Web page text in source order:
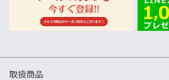
取扱商品